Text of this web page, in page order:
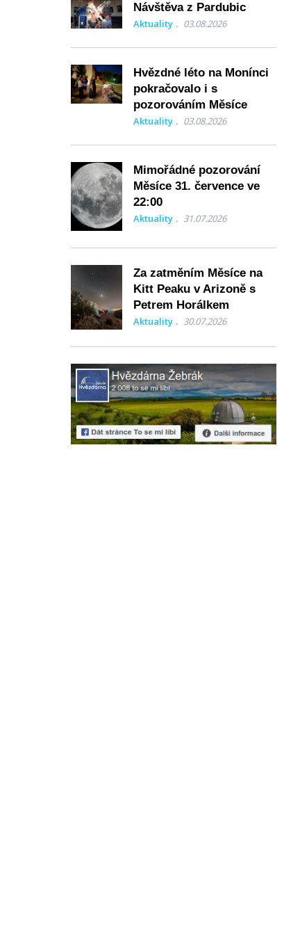
Návštěva z Pardubic
Aktuality 03.08.2026
Hvězdné léto na Monínci
pokračovalo i s
pozorováním Měsíce
Aktuality 03.08.2026
Mimořádné pozorování
Měsíce 31. července ve
22:00
Aktuality 31.07.2026
Za zatměním Měsíce na
Kitt Peaku v Arizoně s
Petrem Horálkem
Aktuality 30.07.2026